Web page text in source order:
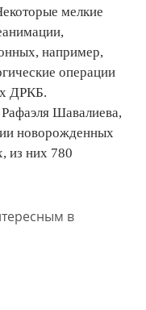
мелкие
например,
операции
ДРКБ.
Шавалиева,
новорожденных
из них 780
в